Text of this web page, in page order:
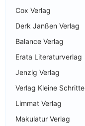
Cox Verlag
Derk Janßen Verlag
Balance Verlag
Erata Literaturverlag
Jenzig Verlag
Verlag Kleine Schritte
Limmat Verlag
Makulatur Verlag